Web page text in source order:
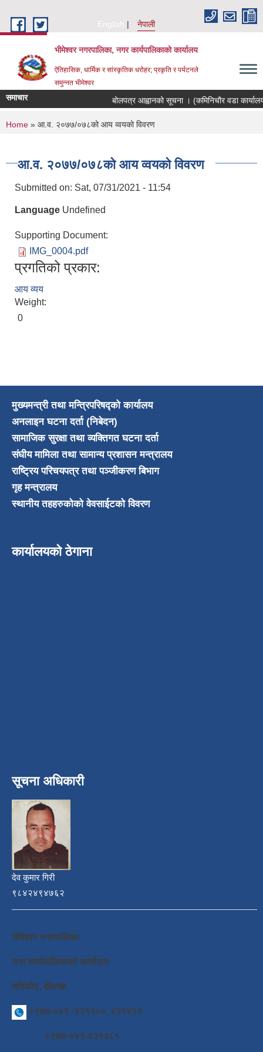
English
नेपाली
भीमेश्वर नगरपालिका, नगर कार्यपालिकाको कार्यालय
ऐतिहासिक, धार्मिक र सांस्कृतिक धरोहर; प्रकृति र पर्यटनले
समुन्नत भीमेश्वर
समाचार बोलपत्र आह्वानको सूचना । (कमिनिचौर वडा
You are here
Home » आ.व. २०७७/०७८को आय व्वयको विवरण
आ.व. २०७७/०७८को आय व्वयको विवरण
Submitted on: Sat, 07/31/2021 - 11:54
Language Undefined
Supporting Document:
IMG_0004.pdf
प्रगतिको प्रकार:
आय व्यय
Weight:
0
मुख्यमन्त्री तथा मन्त्रिपरिषद्को कार्यालय
अनलाइन घटना दर्ता (निबेदन)
सामाजिक सुरक्षा तथा व्यक्तिगत घटना दर्ता
संघीय मामिला तथा सामान्य प्रशासन मन्त्रालय
राष्ट्रिय परिचयपत्र तथा पञ्जीकरण बिभाग
गृह मन्त्रालय
स्थानीय तहहरुकोको वेवसाईटको विवरण
कार्यालयको ठेगाना
सूचना अधिकारी
देव कुमार गिरी
९८४२४९४७६२
भीमेश्वर नगरपालिका
नगर कार्यपालिकाको कार्यालय
चरिकोट, दोलखा
+९७७-०४९ -४२११००, ४२१४९१
+९७७-०४९-४२१३८१